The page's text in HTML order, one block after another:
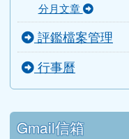
分月文章
評鑑檔案管理
行事曆
Gmail信箱